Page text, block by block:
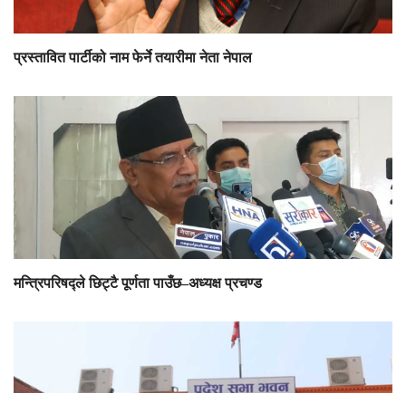
प्रस्तावित पार्टीको नाम फेर्ने तयारीमा नेता नेपाल
मन्त्रिपरिषद्ले छिट्टै पूर्णता पाउँछ–अध्यक्ष प्रचण्ड